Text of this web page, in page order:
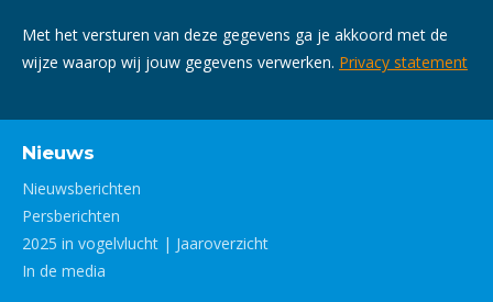
Met het versturen van deze gegevens ga je akkoord met de
wijze waarop wij jouw gegevens verwerken. Privacy statement
Nieuws
Nieuwsberichten
Persberichten
2025 in vogelvlucht | Jaaroverzicht
In de media